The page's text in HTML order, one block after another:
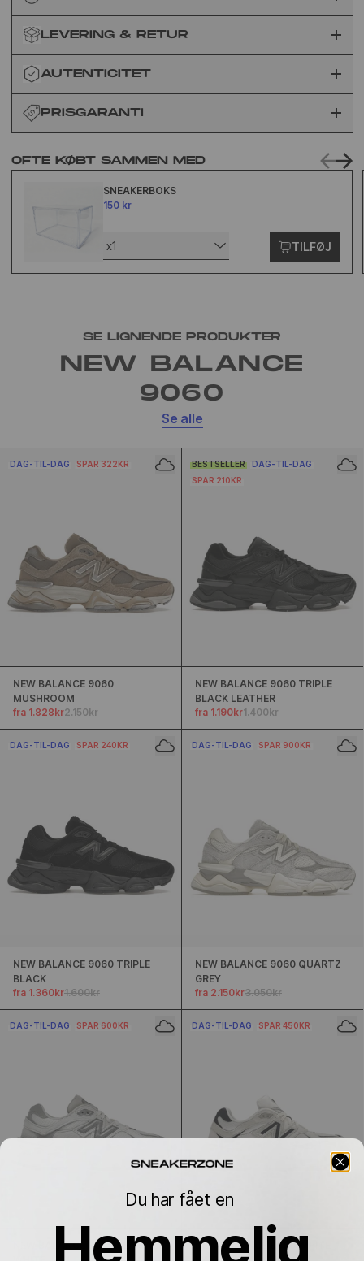
LEVERING & RETUR
AUTENTICITET
PRISGARANTI
OFTE KØBT SAMMEN MED
SNEAKERBOKS
150 kr
x1 TILFØJ
SE LIGNENDE PRODUKTER
NEW BALANCE
9060
Se alle
DAG-TIL-DAG SPAR 322KR
NEW BALANCE 9060
MUSHROOM
fra 1.828kr2.150kr
BESTSELLER
DAG-TIL-DAG
SPAR 210KR
NEW BALANCE 9060 TRIPLE
BLACK LEATHER
fra 1.190kr1.400kr
DAG-TIL-DAG SPAR 240KR
NEW BALANCE 9060 TRIPLE
BLACK
fra 1.360kr1.600kr
DAG-TIL-DAG SPAR 900KR
NEW BALANCE 9060 QUARTZ
GREY
fra 2.150kr3.050kr
DAG-TIL-DAG SPAR 600KR
NEW BALANCE 9060 SEA SALT
DAG-TIL-DAG SPAR 450KR
NEW BALANCE 9060 WHITE
Du har fået en
Hemmelig